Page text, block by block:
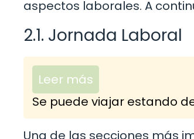
aspectos laborales. A
2.1. Jornada Laboral
Leer más
Se puede viajar estando
Una de las secciones más